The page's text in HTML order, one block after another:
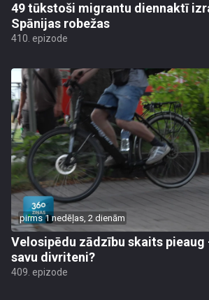
49 tūkstoši migrantu diennaktī
Spānijas robežas
410. epizode
pirms 1 nedēļas, 2 dienām
Velosipēdu zādzību skaits pieaug
savu divriteni?
409. epizode